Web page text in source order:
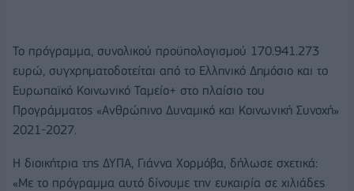
Το πρόγραμμα, συνολικού προϋπολογισμού 170.941.273
ευρώ, συγχρηματοδοτείται από το Ελληνικό Δημόσιο και το
Ευρωπαϊκό Κοινωνικό Ταμείο+ στο πλαίσιο του
Προγράμματος «Ανθρώπινο Δυναμικό και Κοινωνική Συνοχή»
2021-2027.
Η διοικήτρια της ΔΥΠΑ, Γιάννα Χορμόβα, δήλωσε σχετικά:
«Με το πρόγραμμα αυτό δίνουμε την ευκαιρία σε χιλιάδες